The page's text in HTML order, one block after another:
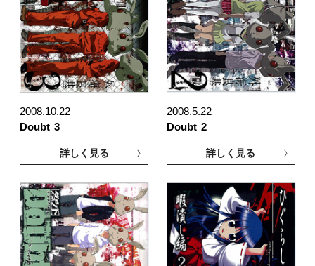
2008.10.22
Doubt 3
詳しく見る
2008.5.22
Doubt 2
詳しく見る